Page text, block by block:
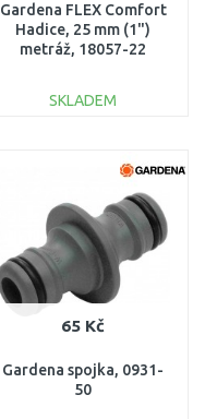
Gardena FLEX Comfort
Hadice, 25 mm (1")
metráž, 18057-22
SKLADEM
65 Kč
Gardena spojka, 0931-
50